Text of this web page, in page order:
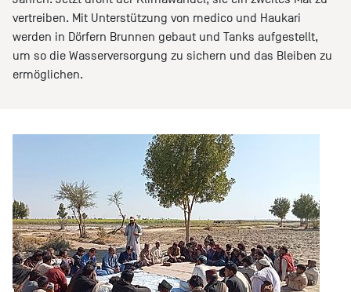
vertreiben. Mit Unterstützung von medico und Haukari
werden in Dörfern Brunnen gebaut und Tanks aufgestellt,
um so die Wasserversorgung zu sichern und das Bleiben zu
ermöglichen.